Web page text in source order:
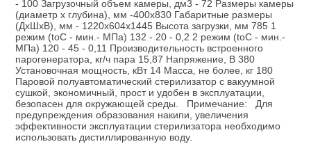
- 100 Загрузочный объем камеры, дм3 - 72 Размеры камеры
(диаметр х глубина), мм -400х830 Габаритные размеры
(ДхШхВ), мм - 1220х604х1445 Высота загрузки, мм 785 1
режим (toC - мин.- МПа) 132 - 20 - 0,2 2 режим (toC - мин.-
МПа) 120 - 45 - 0,11 Производительность встроенного
парогенератора, кг/ч пара 15,87 Напряжение, В 380
Установочная мощность, кВт 14 Масса, не более, кг 180
Паровой полуавтоматический стерилизатор с вакуумной
сушкой, экономичный, прост и удобен в эксплуатации,
безопасен для окружающей среды. Примечание: Для
предупреждения образования накипи, увеличения
эффективности эксплуатации стерилизатора необходимо
использовать дистиллированную воду.